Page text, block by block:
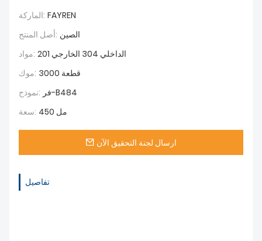
الماركة: FAYREN
أصل المنتج: الصين
مواد:
الداخلي 304 الخارجي 201
موك:
3000 قطعة
نموذج:
فر-B484
سعة:
450 مل
ارسال لجنة التحقيق الآن
تفاصيل